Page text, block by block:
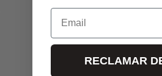
Email
RECLAMAR